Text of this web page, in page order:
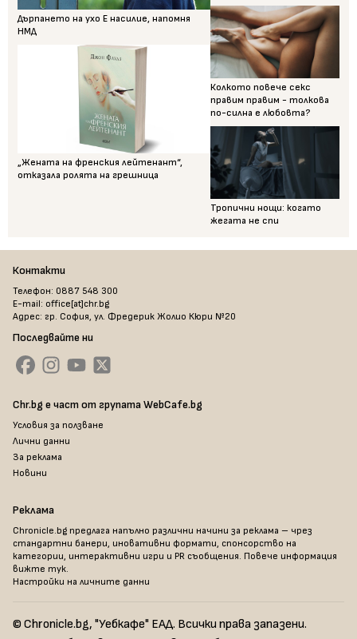
Дърпането на ухо Е насилие, напомня
НМД
„Жената на френския лейтенант“,
отказала ролята на грешница
Колкото повече секс
правим правим - толкова
по-силна е любовта?
Тропични нощи: когато
жегата не спи
Контакти
Телефон: 0887 548 300
E-mail: office[at]chr.bg
Адрес: гр. София, ул. Фредерик Жолио Кюри №20
Последвайте ни
Chr.bg е част от групата WebCafe.bg
Условия за ползване
Лични данни
За реклама
Новини
Реклама
Chronicle.bg предлага напълно различни начини за реклама – чрез
стандартни банери, иновативни формати, спонсорство на
категории, интерактивни игри и PR съобщения. Повече информация
вижте тук.
Настройки на личните данни
© Chronicle.bg, "Уебкафе" ЕАД. Всички права запазени.